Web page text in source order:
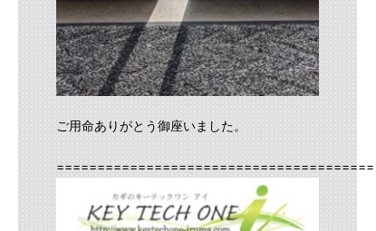
ご用命ありがとう御座いました。